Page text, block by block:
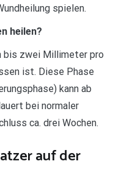
spielen.
heilen?
bis zwei Millimeter pro
ist. Diese Phase
kann ab
bei normaler
ca. drei Wochen.
auf der